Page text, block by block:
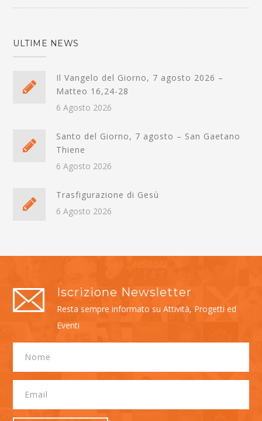
ULTIME NEWS
Il Vangelo del Giorno, 7 agosto 2026 –
Matteo 16,24-28
6 Agosto 2026
Santo del Giorno, 7 agosto – San Gaetano
Thiene
6 Agosto 2026
Trasfigurazione di Gesù
6 Agosto 2026
Iscrizione Newsletter
Resta sempre informato su Attività, Progetti ed
Eventi